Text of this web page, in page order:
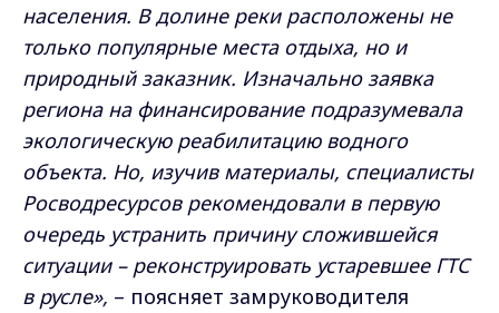
населения. В долине реки расположены не
только популярные места отдыха, но и
природный заказник. Изначально заявка
региона на финансирование подразумевала
экологическую реабилитацию водного
объекта. Но, изучив материалы, специалисты
Росводресурсов рекомендовали в первую
очередь устранить причину сложившейся
ситуации – реконструировать устаревшее ГТС
в русле», – поясняет замруководителя